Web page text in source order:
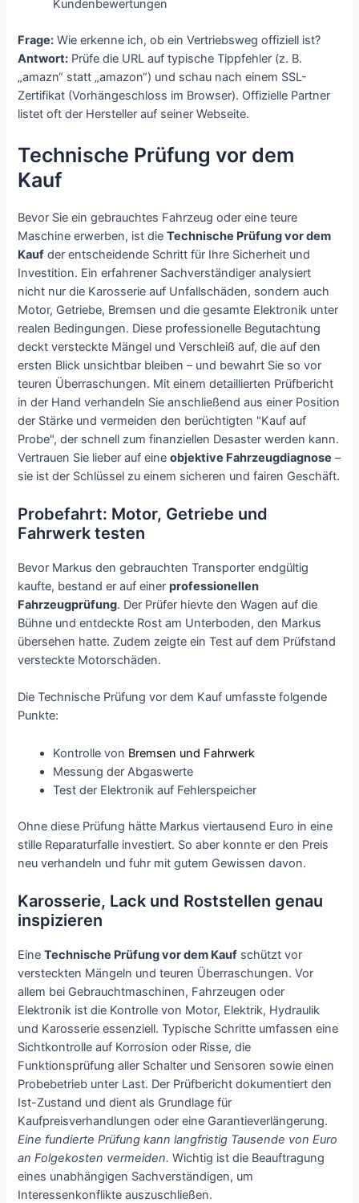
Kundenbewertungen
Frage: Wie erkenne ich, ob ein Vertriebsweg offiziell ist?
Antwort: Prüfe die URL auf typische Tippfehler (z. B.
„amazn“ statt „amazon“) und schau nach einem SSL-
Zertifikat (Vorhängeschloss im Browser). Offizielle Partner
listet oft der Hersteller auf seiner Webseite.
Technische Prüfung vor dem
Kauf
Bevor Sie ein gebrauchtes Fahrzeug oder eine teure
Maschine erwerben, ist dieTechnische Prüfung vor dem
Kauf der entscheidende Schritt für Ihre Sicherheit und
Investition. Ein erfahrener Sachverständiger analysiert
nicht nur die Karosserie auf Unfallschäden, sondern auch
Motor, Getriebe, Bremsen und die gesamte Elektronik unter
realen Bedingungen. Diese professionelle Begutachtung
deckt versteckte Mängel und Verschleiß auf, die auf den
ersten Blick unsichtbar bleiben – und bewahrt Sie so vor
teuren Überraschungen. Mit einem detaillierten Prüfbericht
in der Hand verhandeln Sie anschließend aus einer Position
der Stärke und vermeiden den berüchtigten "Kauf auf
Probe", der schnell zum finanziellen Desaster werden kann.
Vertrauen Sie lieber auf eineobjektive Fahrzeugdiagnose –
sie ist der Schlüssel zu einem sicheren und fairen Geschäft.
Probefahrt: Motor, Getriebe und
Fahrwerk testen
Bevor Markus den gebrauchten Transporter endgültig
kaufte, bestand er auf einerprofessionellen
Fahrzeugprüfung. Der Prüfer hievte den Wagen auf die
Bühne und entdeckte Rost am Unterboden, den Markus
übersehen hatte. Zudem zeigte ein Test auf dem Prüfstand
versteckte Motorschäden.
Die Technische Prüfung vor dem Kauf umfasste folgende
Punkte:
Kontrolle von Bremsen und Fahrwerk
Messung der Abgaswerte
Test der Elektronik auf Fehlerspeicher
Ohne diese Prüfung hätte Markus viertausend Euro in eine
stille Reparaturfalle investiert. So aber konnte er den Preis
neu verhandeln und fuhr mit gutem Gewissen davon.
Karosserie, Lack und Roststellen genau
inspizieren
EineTechnische Prüfung vor dem Kauf schützt vor
versteckten Mängeln und teuren Überraschungen. Vor
allem bei Gebrauchtmaschinen, Fahrzeugen oder
Elektronik ist die Kontrolle von Motor, Elektrik, Hydraulik
und Karosserie essenziell. Typische Schritte umfassen eine
Sichtkontrolle auf Korrosion oder Risse, die
Funktionsprüfung aller Schalter und Sensoren sowie einen
Probebetrieb unter Last. Der Prüfbericht dokumentiert den
Ist-Zustand und dient als Grundlage für
Kaufpreisverhandlungen oder eine Garantieverlängerung.
Eine fundierte Prüfung kann langfristig Tausende von Euro
an Folgekosten vermeiden. Wichtig ist die Beauftragung
eines unabhängigen Sachverständigen, um
Interessenkonflikte auszuschließen.